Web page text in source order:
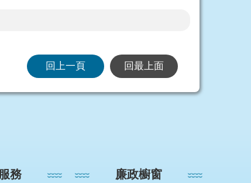
回上一頁 回最上面
務 廉政櫥窗